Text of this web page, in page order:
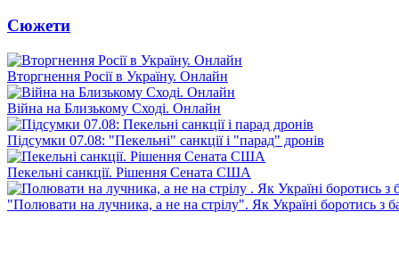
Сюжети
Вторгнення Росії в Україну. Онлайн
Війна на Близькому Сході. Онлайн
Підсумки 07.08: "Пекельні" санкції і "парад" дронів
Пекельні санкції. Рішення Сената США
"Полювати на лучника, а не на стрілу". Як Україні боротись з